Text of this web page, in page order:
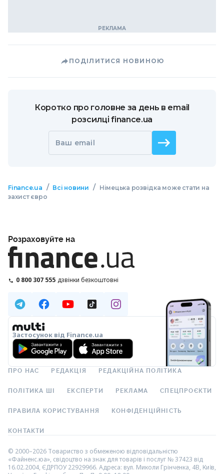
ПОДІЛИТИСЯ НОВИНОЮ
Коротко про головне за день в email
розсилці finance.ua
Ваш email
Finance.ua / Всі новини /
Німецька розвідка може стати на
захист євро
Розраховуйте на
0 800 307 555 дзвінки безкоштовні
Застосунок від Finance.ua
ПРО НАС РЕДАКЦІЯ РЕДАКЦІЙНА ПОЛІТИКА
ПОЛІТИКА ШІ ЕКСПЕРТИ РЕКЛАМА СПЕЦПРОЄКТИ
ПРАВИЛА КОРИСТУВАННЯ КОНФІДЕНЦІЙНІСТЬ
КОНТАКТИ
© 2000–2026 Товариство з обмеженою відповідальністю
«Файненс.юа», свідоцтво на знак для товарів і послуг № 37423 від
16.02.2004, ЄДРПОУ 22929966. Адреса: вул. Миколи Грінченка, 4В, Київ,